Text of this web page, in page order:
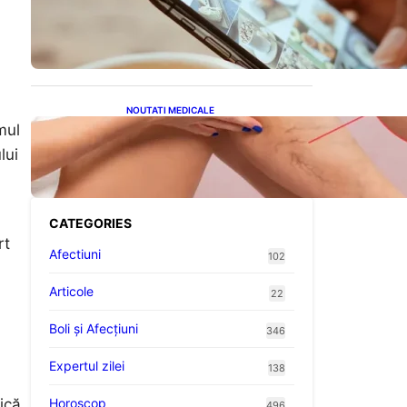
Telefoane: Avantaje,
Provocări și Viitorul
Tehnologiei Energetice
NOUTATI MEDICALE
Varicele și Umflarea
Picioarelor pe Caniculă:
Înțelegerea Simptomelor și
Măsurilor de Prevenție
CATEGORIES
Afectiuni
102
Articole 22
Boli și Afecțiuni 346
Expertul zilei 138
Horoscop